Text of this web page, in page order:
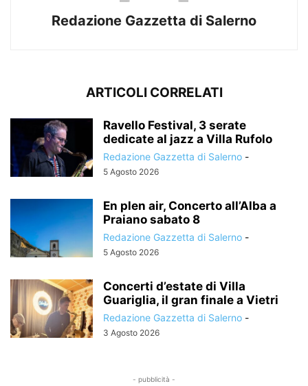
Redazione Gazzetta di Salerno
ARTICOLI CORRELATI
Ravello Festival, 3 serate
dedicate al jazz a Villa Rufolo
Redazione Gazzetta di Salerno -
5 Agosto 2026
En plen air, Concerto all’Alba a
Praiano sabato 8
Redazione Gazzetta di Salerno -
5 Agosto 2026
Concerti d’estate di Villa
Guariglia, il gran finale a Vietri
Redazione Gazzetta di Salerno -
3 Agosto 2026
- pubblicità -